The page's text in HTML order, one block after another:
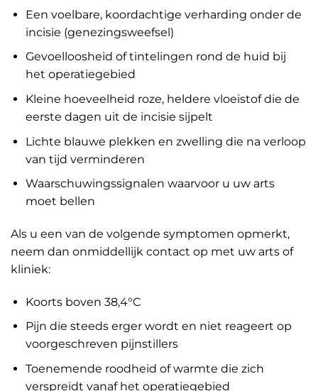
Een voelbare, koordachtige verharding onder de
incisie (genezingsweefsel)
Gevoelloosheid of tintelingen rond de huid bij
het operatiegebied
Kleine hoeveelheid roze, heldere vloeistof die de
eerste dagen uit de incisie sijpelt
Lichte blauwe plekken en zwelling die na verloop
van tijd verminderen
Waarschuwingssignalen waarvoor u uw arts
moet bellen
Als u een van de volgende symptomen opmerkt,
neem dan onmiddellijk contact op met uw arts of
kliniek:
Koorts boven 38,4°C
Pijn die steeds erger wordt en niet reageert op
voorgeschreven pijnstillers
Toenemende roodheid of warmte die zich
verspreidt vanaf het operatiegebied